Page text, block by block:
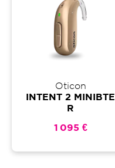
Oticon
INTENT 2 MINIBTE
R
1 095 €